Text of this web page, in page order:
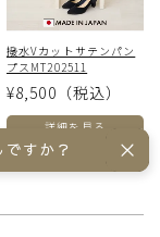
撥水Vカットサテンパン
プスMT202511
¥8,500 （税込）
詳細を見る
すか？